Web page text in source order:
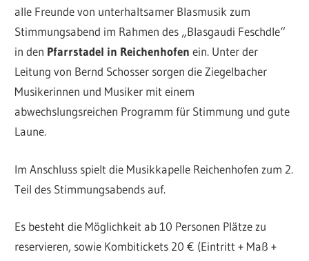
alle Freunde von unterhaltsamer Blasmusik zum
Stimmungsabend im Rahmen des „Blasgaudi Feschdle“
in den Pfarrstadel in Reichenhofenein. Unter der
Leitung von Bernd Schosser sorgen die Ziegelbacher
Musikerinnen und Musiker mit einem
abwechslungsreichen Programm für Stimmung und gute
Laune.
Im Anschluss spielt die Musikkapelle Reichenhofen zum 2.
Teil des Stimmungsabends auf.
Es besteht die Möglichkeit ab 10 Personen Plätze zu
reservieren, sowie Kombitickets 20 € (Eintritt + Maß +